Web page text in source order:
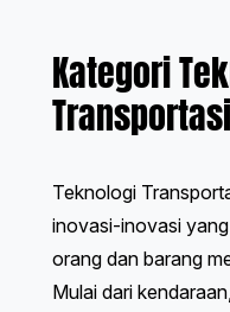
Kategori
Teknologi
inovasi-inovasi
orang dan barang
Mulai dari